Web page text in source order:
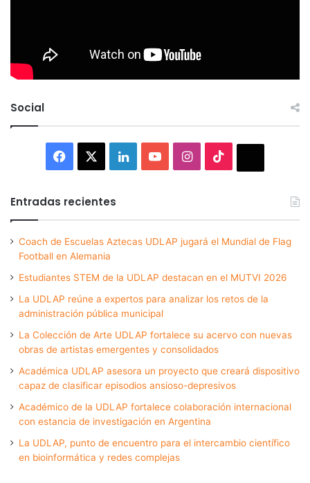
Social
Facebook LinkedInYouTubeInstagram
Entradas recientes
Coach de Escuelas Aztecas UDLAP jugará el Mundial de Flag
Football en Alemania
Estudiantes STEM de la UDLAP destacan en el MUTVI 2026
La UDLAP reúne a expertos para analizar los retos de la
administración pública municipal
La Colección de Arte UDLAP fortalece su acervo con nuevas
obras de artistas emergentes y consolidados
Académica UDLAP asesora un proyecto que creará dispositivo
capaz de clasificar episodios ansioso-depresivos
Académico de la UDLAP fortalece colaboración internacional
con estancia de investigación en Argentina
La UDLAP, punto de encuentro para el intercambio científico
en bioinformática y redes complejas